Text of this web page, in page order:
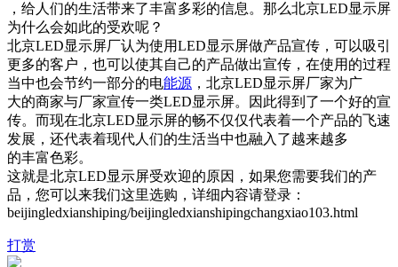
，给人们的生活带来了丰富多彩的信息。那么北京LED显示屏
为什么会如此的受欢呢？
北京LED显示屏厂认为使用LED显示屏做产品宣传，可以吸引
更多的客户，也可以使其自己的产品做出宣传，在使用的过程
当中也会节约一部分的电能源 ，北京LED显示屏厂家为广
大的商家与厂家宣传一类LED显示屏。因此得到了一个好的宣
传。而现在北京LED显示屏的畅不仅仅代表着一个产品的飞速
发展，还代表着现代人们的生活当中也融入了越来越多
的丰富色彩。
这就是北京LED显示屏受欢迎的原因，如果您需要我们的产
品，您可以来我们这里选购，详细内容请登录：
beijingledxianshiping/beijingledxianshipingchangxiao103.html
打赏